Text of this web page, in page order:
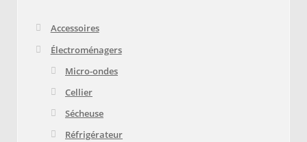
Accessoires
Électroménagers
Micro-ondes
Cellier
Sécheuse
Réfrigérateur